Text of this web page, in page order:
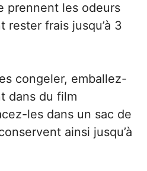
prennent les odeurs
rester frais jusqu’à 3
congeler, emballez-
dans du film
les dans un sac de
ainsi jusqu’à